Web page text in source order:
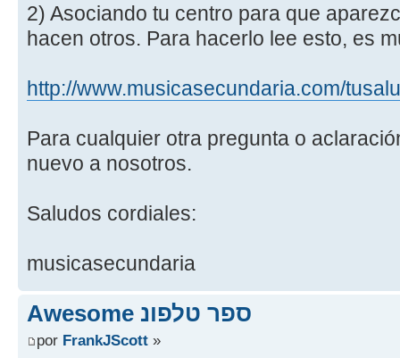
2) Asociando tu centro para que
hacen otros. Para hacerlo lee esto, es
http://www.musicasecundaria.com/
Para cualquier otra pregunta o
nuevo a nosotros.
Saludos cordiales:
musicasecundaria
Awesome ספר טלפונ
por FrankJScott »